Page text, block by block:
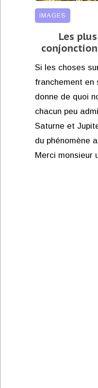
IMAGES
Les
Si les choses
franchement en
donne de quoi
chacun peu
Saturne et
du phénomène
Merci monsieur